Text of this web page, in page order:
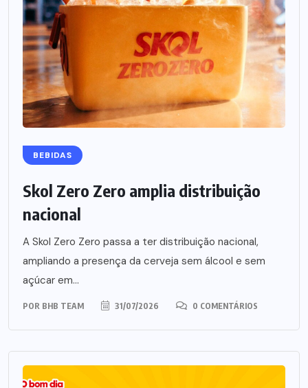
BEBIDAS
Skol Zero Zero amplia distribuição
nacional
A Skol Zero Zero passa a ter distribuição nacional,
ampliando a presença da cerveja sem álcool e sem
açúcar em...
POR BHB TEAM 31/07/2026 0 COMENTÁRIOS